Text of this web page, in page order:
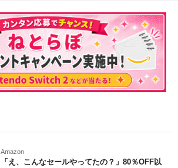
Amazon
「え、こんなセールやってたの？」80％OFF以